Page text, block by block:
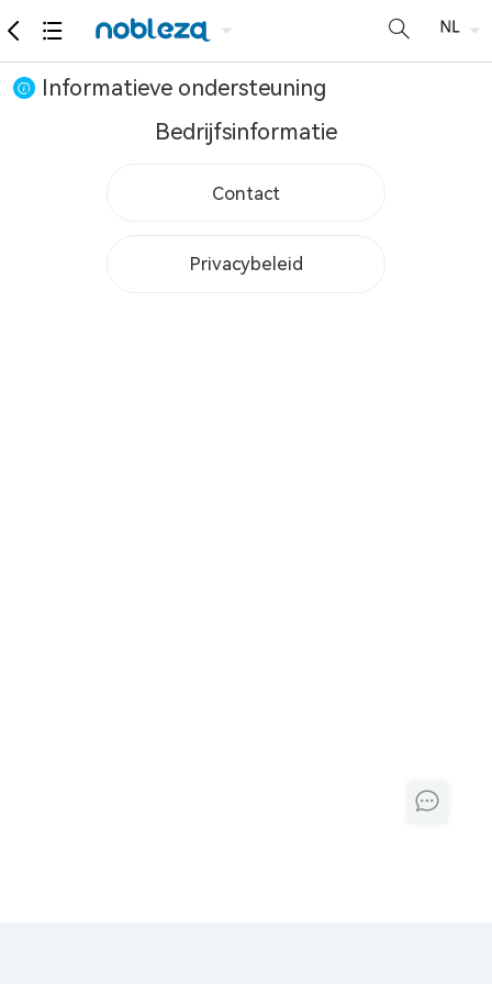
Informatieve ondersteuning
Bedrijfsinformatie
Contact
Privacybeleid